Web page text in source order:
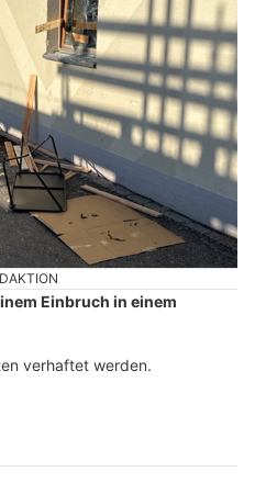
Einbruch in einem
verhaftet werden.